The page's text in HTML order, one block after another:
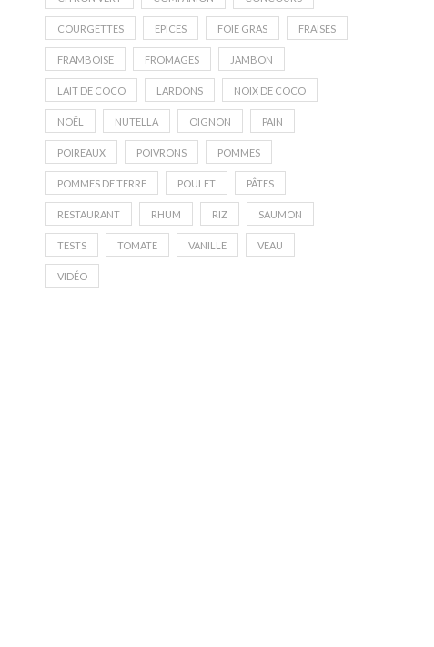
COURGETTES EPICES FOIE GRAS FRAISES
FRAMBOISE FROMAGES JAMBON
LAIT DE COCO LARDONS NOIX DE COCO
NOËL NUTELLA OIGNON PAIN
POIREAUX POIVRONS POMMES
POMMES DE TERRE POULET PÂTES
RESTAURANT RHUM RIZ SAUMON
TESTS TOMATE VANILLE VEAU
VIDÉO